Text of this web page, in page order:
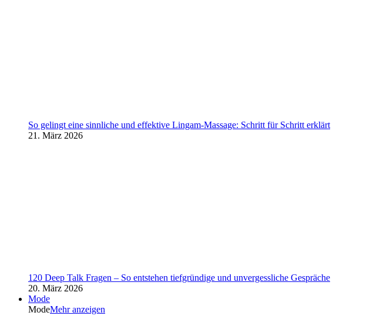
So gelingt eine sinnliche und effektive Lingam-Massage: Schritt für Schritt erklärt
21. März 2026
120 Deep Talk Fragen – So entstehen tiefgründige und unvergessliche Gespräche
20. März 2026
Mode
ModeMehr anzeigen